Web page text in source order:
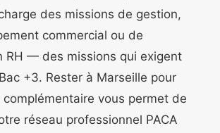
des missions de gestion,
commercial ou de
RH — des missions qui exigent
+3. Rester à Marseille pour
vous permet de
réseau professionnel PACA